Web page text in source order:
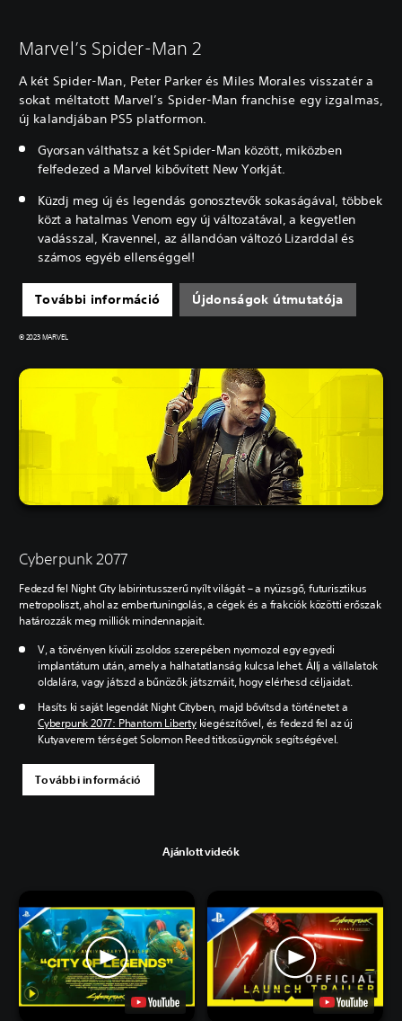
Marvel’s Spider-Man 2
A két Spider-Man, Peter Parker és Miles Morales visszatér a
sokat méltatott Marvel’s Spider-Man franchise egy izgalmas,
új kalandjában PS5 platformon.
Gyorsan válthatsz a két Spider-Man között, miközben
felfedezed a Marvel kibővített New Yorkját.
Küzdj meg új és legendás gonosztevők sokaságával, többek
közt a hatalmas Venom egy új változatával, a kegyetlen
vadásszal, Kravennel, az állandóan változó Lizarddal és
számos egyéb ellenséggel!
További információ Újdonságok útmutatója
© 2023 MARVEL
Cyberpunk 2077
Fedezd fel Night City labirintusszerű nyílt világát – a nyüzsgő, futurisztikus
metropoliszt, ahol az embertuningolás, a cégek és a frakciók közötti erőszak
határozzák meg milliók mindennapjait.
V, a törvényen kívüli zsoldos szerepében nyomozol egy egyedi
implantátum után, amely a halhatatlanság kulcsa lehet. Állj a vállalatok
oldalára, vagy játszd a bűnözők játszmáit, hogy elérhesd céljaidat.
Hasíts ki saját legendát Night Cityben, majd bővítsd a történetet a
Cyberpunk 2077: Phantom Libertykiegészítővel, és fedezd fel az új
Kutyaverem térséget Solomon Reed titkosügynök segítségével.
További információ
Ajánlott videók